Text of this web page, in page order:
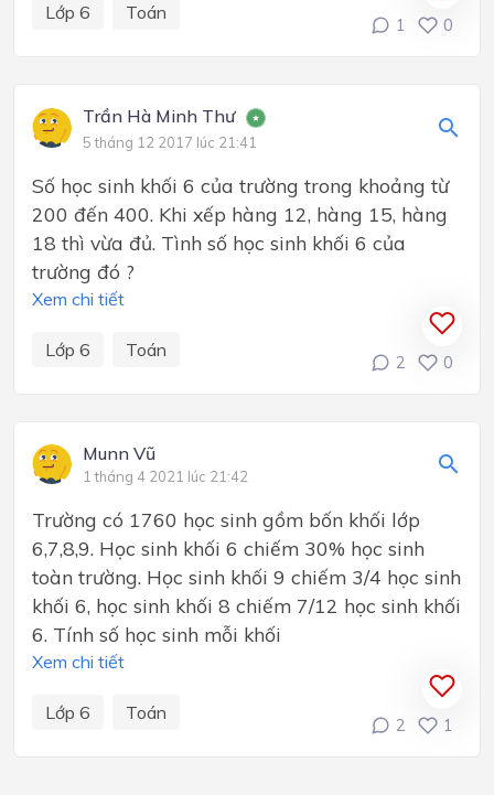
Lớp 6 Toán
1 0
Trần Hà Minh Thư
5 tháng 12 2017 lúc 21:41
Số học sinh khối 6 của trường trong khoảng từ
200 đến 400. Khi xếp hàng 12, hàng 15, hàng
18 thì vừa đủ. Tình số học sinh khối 6 của
trường đó ?
Xem chi tiết
Lớp 6 Toán
2 0
Munn Vũ
1 tháng 4 2021 lúc 21:42
Trường có 1760 học sinh gồm bốn khối lớp
6,7,8,9. Học sinh khối 6 chiếm 30% học sinh
toàn trường. Học sinh khối 9 chiếm 3/4 học sinh
khối 6, học sinh khối 8 chiếm 7/12 học sinh khối
6. Tính số học sinh mỗi khối
Xem chi tiết
Lớp 6 Toán
2 1